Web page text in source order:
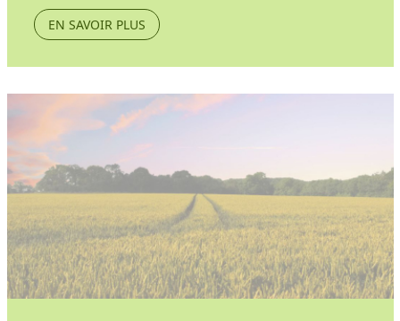
EN SAVOIR PLUS